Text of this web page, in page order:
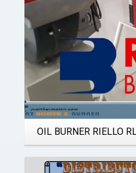
OIL BURNER RIELLO